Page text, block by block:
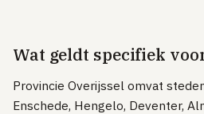
Postcode & netbeheerder
KPN
Wat geldt specifiek
Provincie Overijssel omvat
Enschede, Hengelo, Deventer,